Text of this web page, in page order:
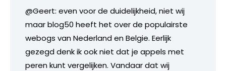
@Geert: even voor de duidelijkheid, niet wij
maar blog50 heeft het over de populairste
webogs van Nederland en Belgie. Eerlijk
gezegd denk ik ook niet dat je appels met
peren kunt vergelijken. Vandaar dat wij